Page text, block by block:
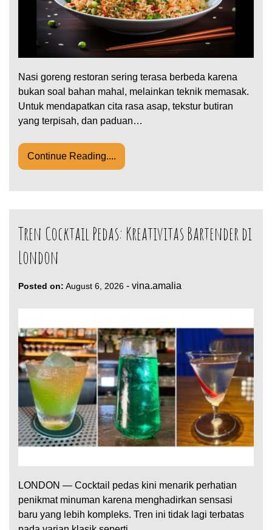
Nasi goreng restoran sering terasa berbeda karena
bukan soal bahan mahal, melainkan teknik memasak.
Untuk mendapatkan cita rasa asap, tekstur butiran
yang terpisah, dan paduan…
Continue Reading....
Tren Cocktail Pedas: Kreativitas Bartender di
London
Posted on: August 6, 2026 - vina.amalia
LONDON — Cocktail pedas kini menarik perhatian
penikmat minuman karena menghadirkan sensasi
baru yang lebih kompleks. Tren ini tidak lagi terbatas